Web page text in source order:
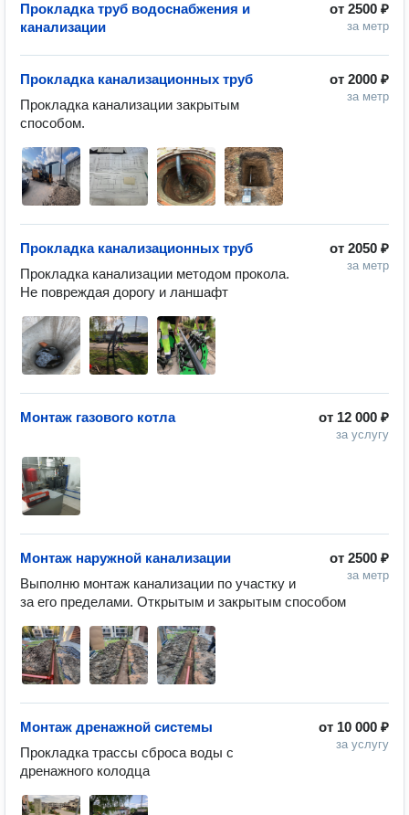
от 2500 ₽
за метр
Прокладка труб водоснабжения и
канализации
от 2000 ₽
за метр
Прокладка канализационных труб
Прокладка канализации закрытым
способом.
от 2050 ₽
за метр
Прокладка канализационных труб
Прокладка канализации методом прокола.
Не повреждая дорогу и ланшафт
от 12 000 ₽
за услугу
Монтаж газового котла
от 2500 ₽
за метр
Монтаж наружной канализации
Выполню монтаж канализации по участку и
за его пределами. Открытым и закрытым способом
от 10 000 ₽
за услугу
Монтаж дренажной системы
Прокладка трассы сброса воды с
дренажного колодца